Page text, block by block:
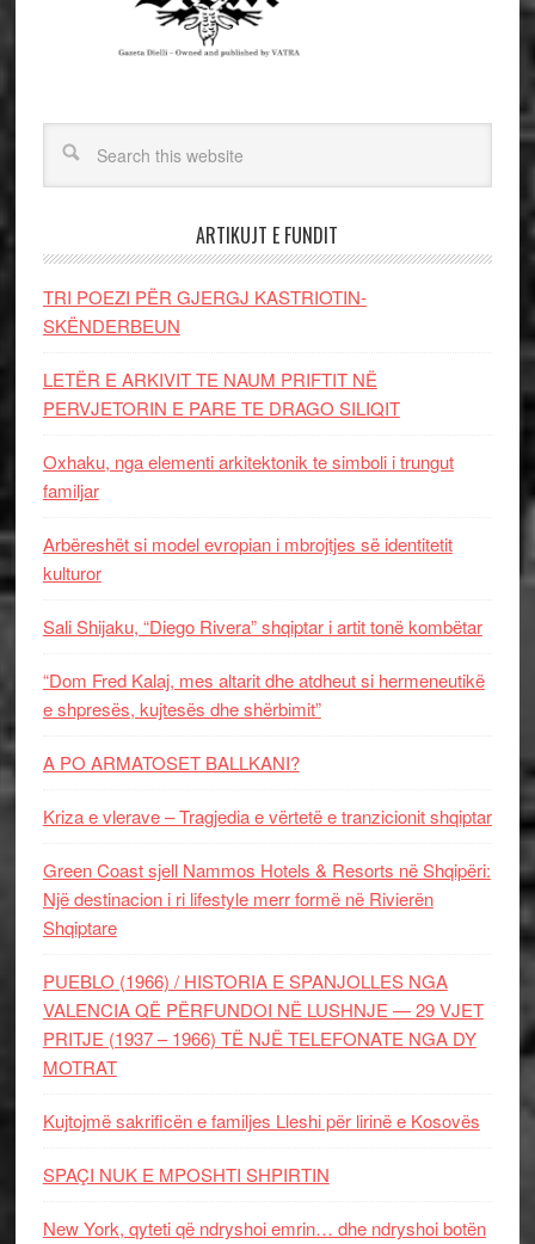
ARTIKUJT E FUNDIT
TRI POEZI PËR GJERGJ KASTRIOTIN-
SKËNDERBEUN
LETËR E ARKIVIT TE NAUM PRIFTIT NË
PERVJETORIN E PARE TE DRAGO SILIQIT
Oxhaku, nga elementi arkitektonik te simboli i trungut
familjar
Arbëreshët si model evropian i mbrojtjes së identitetit
kulturor
Sali Shijaku, “Diego Rivera” shqiptar i artit tonë kombëtar
“Dom Fred Kalaj, mes altarit dhe atdheut si hermeneutikë
e shpresës, kujtesës dhe shërbimit”
A PO ARMATOSET BALLKANI?
Kriza e vlerave – Tragjedia e vërtetë e tranzicionit shqiptar
Green Coast sjell Nammos Hotels & Resorts në Shqipëri:
Një destinacion i ri lifestyle merr formë në Rivierën
Shqiptare
PUEBLO (1966) / HISTORIA E SPANJOLLES NGA
VALENCIA QË PËRFUNDOI NË LUSHNJE — 29 VJET
PRITJE (1937 – 1966) TË NJË TELEFONATE NGA DY
MOTRAT
Kujtojmë sakrificën e familjes Lleshi për lirinë e Kosovës
SPAÇI NUK E MPOSHTI SHPIRTIN
New York, qyteti që ndryshoi emrin… dhe ndryshoi botën